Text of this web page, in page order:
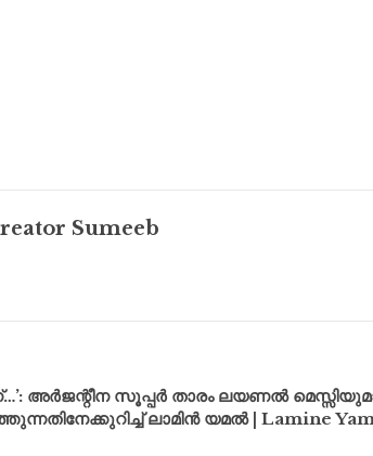
Sumeeb
അർജന്റീന സൂപ്പർ താരം ലയണൽ
ലാമിൻ യമൽ | Lamine